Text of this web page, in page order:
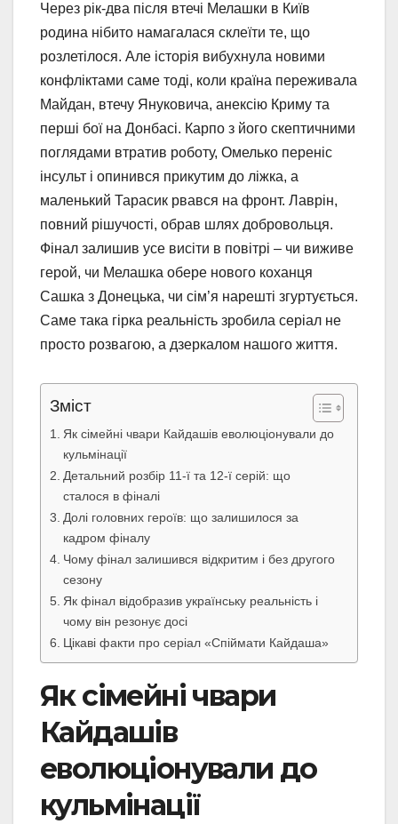
Через рік-два після втечі Мелашки в Київ
родина нібито намагалася склеїти те, що
розлетілося. Але історія вибухнула новими
конфліктами саме тоді, коли країна переживала
Майдан, втечу Януковича, анексію Криму та
перші бої на Донбасі. Карпо з його скептичними
поглядами втратив роботу, Омелько переніс
інсульт і опинився прикутим до ліжка, а
маленький Тарасик рвався на фронт. Лаврін,
повний рішучості, обрав шлях добровольця.
Фінал залишив усе висіти в повітрі – чи виживе
герой, чи Мелашка обере нового коханця
Сашка з Донецька, чи сім’я нарешті згуртується.
Саме така гірка реальність зробила серіал не
просто розвагою, а дзеркалом нашого життя.
Зміст
Як сімейні чвари Кайдашів еволюціонували до
кульмінації
Детальний розбір 11-ї та 12-ї серій: що
сталося в фіналі
Долі головних героїв: що залишилося за
кадром фіналу
Чому фінал залишився відкритим і без другого
сезону
Як фінал відобразив українську реальність і
чому він резонує досі
Цікаві факти про серіал «Спіймати Кайдаша»
Як сімейні чвари
Кайдашів
еволюціонували до
кульмінації